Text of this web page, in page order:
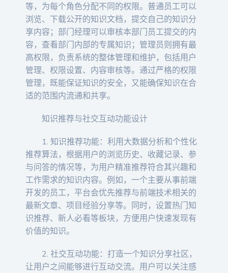
等，为每个角色分配不同的权限。普通员工可以
浏览、下载公开的知识文档，提交自己的知识分
享内容；部门经理可以审核本部门员工提交的内
容，查看部门内部的专属知识；管理员则拥有最
高权限，负责系统的整体管理和维护，包括用户
管理、权限设置、内容审核等。通过严格的权限
管理，既能保证知识的安全，又能确保知识在合
适的范围内流通和共享。
知识推荐与社交互动功能设计
1. 知识推荐功能：利用大数据分析和个性化
推荐算法，根据用户的浏览历史、收藏记录、参
与问答的情况等，为用户精准推荐符合其兴趣和
工作需求的知识内容。例如，一个主要从事前端
开发的员工，平台会优先推荐与前端技术相关的
最新文章、项目经验分享等。同时，设置热门知
识推荐、新人必看等板块，方便用户快速发现有
价值的知识。
2. 社交互动功能：打造一个知识分享社区，
让用户之间能够进行互动交流。用户可以关注感